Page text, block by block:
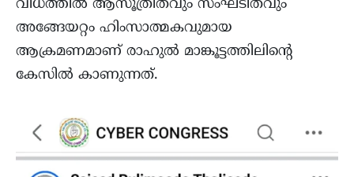
വിധത്തിൽ ആസൂത്രിതവും സംഘടിതവും
അങ്ങേയറ്റം ഹിംസാത്മകവുമായ
ആക്രമണമാണ് രാഹുൽ മാങ്കൂട്ടത്തിലിന്റെ
കേസിൽ കാണുന്നത്.